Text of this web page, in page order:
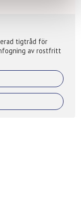
tigtråd för
av rostfritt